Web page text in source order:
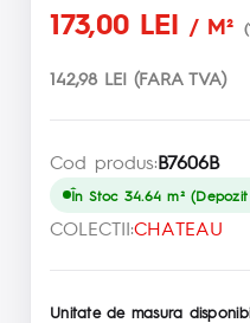
173,00 LEI / M²
142,98 LEI (FARA TVA)
Cod produs:B7606B
În Stoc 34.64 m²
COLECTII:CHATEAU
Unitate de masura